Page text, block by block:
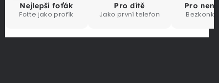
Nejlepší foťák
Foťte jako profík
Pro dítě
Jako první telefon
Pro